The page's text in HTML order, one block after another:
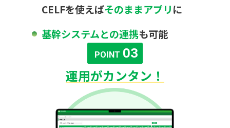
CELFを使えばそのままアプリに
基幹システムとの連携も可能
POINT 03
運用がカンタン！